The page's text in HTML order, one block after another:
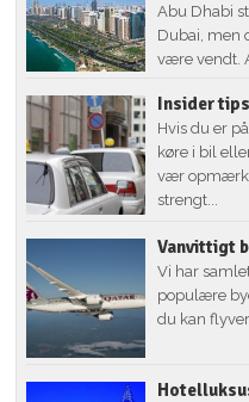
Abu Dhabi
Dubai, men
være vendt.
Insider
Hvis du er
køre i bil
vær
strengt...
Vanvittigt
Vi har
populære
du kan